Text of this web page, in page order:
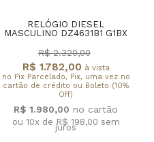
RELÓGIO DIESEL
MASCULINO DZ4631B1 G1BX
R$ 1.782,00 à vista
no Pix Parcelado, Pix, uma vez no
cartão de crédito ou Boleto (10%
Off)
R$ 2.320,00
R$ 1.980,00
ou 10x de R$ 198,00 sem
juros